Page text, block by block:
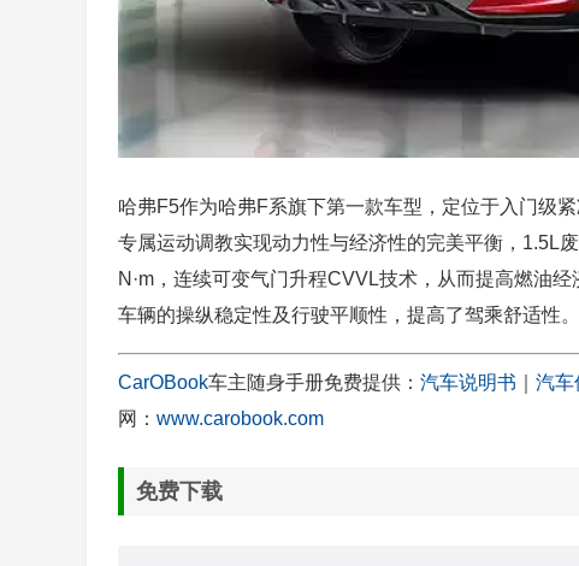
哈弗F5作为哈弗F系旗下第一款车型，定位于入门级
专属运动调教实现动力性与经济性的完美平衡，1.5L
N·m，连续可变气门升程CVVL技术，从而提高燃油
车辆的操纵稳定性及行驶平顺性，提高了驾乘舒适性。
CarOBook车主随身手册免费提供： 汽车说明书 汽车
网： www.carobook.com
免费下载